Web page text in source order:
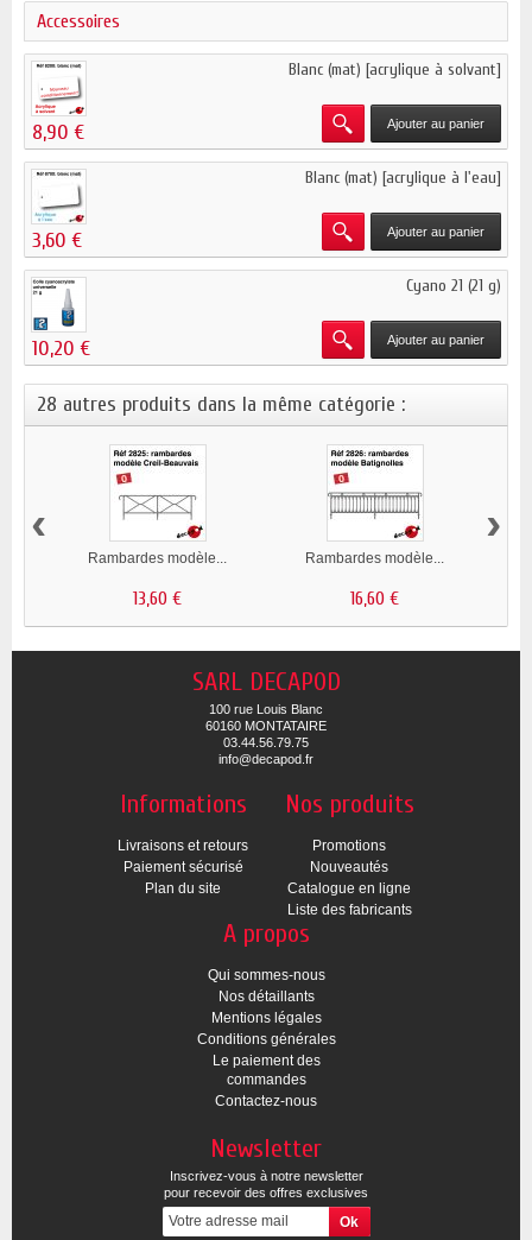
Accessoires
Blanc (mat) [acrylique à solvant]
8,90 € Ajouter au panier
Blanc (mat) [acrylique à l'eau]
3,60 € Ajouter au panier
Cyano 21 (21 g)
10,20 € Ajouter au panier
28 autres produits dans la même catégorie :
Rambardes modèle...
13,60 €
Rambardes modèle...
16,60 €
‹ ›
SARL DECAPOD
100 rue Louis Blanc
60160 MONTATAIRE
03.44.56.79.75
info@decapod.fr
Informations
Livraisons et retours
Paiement sécurisé
Plan du site
Nos produits
Promotions
Nouveautés
Catalogue en ligne
Liste des fabricants
A propos
Qui sommes-nous
Nos détaillants
Mentions légales
Conditions générales
Le paiement des
commandes
Contactez-nous
Newsletter
Inscrivez-vous à notre newsletter
pour recevoir des offres exclusives